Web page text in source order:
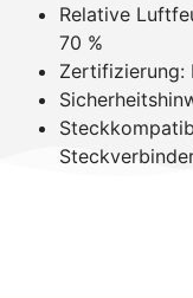
Relative
70 %
Zertifizierung: